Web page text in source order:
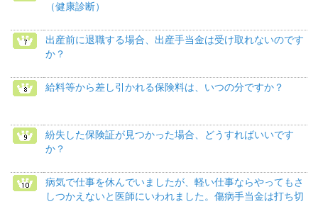
（健康診断）
出産前に退職する場合、出産手当金は受け取れないのです
か？
給料等から差し引かれる保険料は、いつの分ですか？
紛失した保険証が見つかった場合、どうすればいいです
か？
病気で仕事を休んでいましたが、軽い仕事ならやってもさ
しつかえないと医師にいわれました。傷病手当金は打ち切